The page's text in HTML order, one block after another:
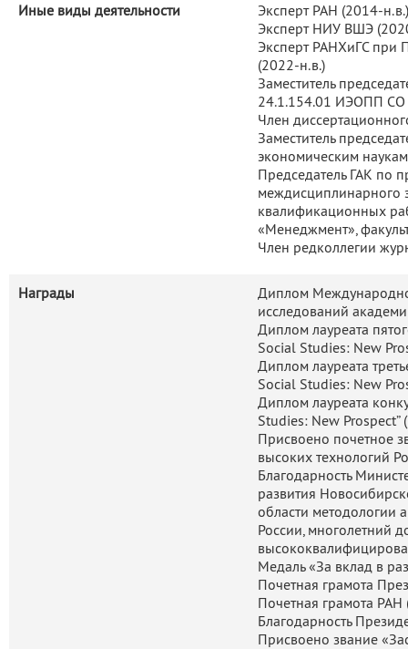
Иные виды деятельности
Эксперт РАН (2014-н.в.)
Эксперт НИУ ВШЭ
Эксперт РАНХиГС при
(2022-н.в.)
Заместитель
24.1.154.01 ИЭОПП СО
Член
Заместитель
экономическим
Председатель ГАК по
междисциплинарного
квалификационных
«Менеджмент»,
Член редколлегии
Награды
Диплом
исследований
Диплом лауреата
Social Studies: New
Диплом лауреата
Social Studies: New
Диплом лауреата
Studies: New Prospect”
Присвоено почетное
высоких технологий
Благодарность
развития
области методологии
России, многолетний
Медаль «За вклад в
Почетная грамота
Почетная грамота РАН
Благодарность
Присвоено звание